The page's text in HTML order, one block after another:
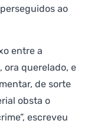
ao
entre a
ora querelado, e
de sorte
obsta o
escreveu